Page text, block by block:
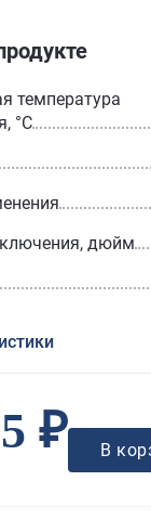
температура
°С
дюйм
₽ В